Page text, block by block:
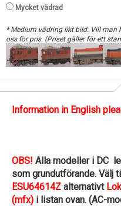
Mycket vädrad
* Medium vädring likt bild. Vill man
oss för pris. (Priset gäller för ett
Information in English
OBS! Alla modeller i DC
som grundutförande. Välj
ESU64614Z alternativt
(mfx) i listan ovan. (AC-